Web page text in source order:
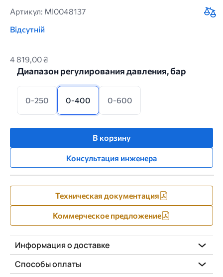
Артикул: MI0048137
Відсутній
4 819,00 ₴
Диапазон регулирования давления, бар
0-250 0-400 0-600
В корзину
Консультация инженера
Техническая документация
Коммерческое предложение
Информация о доставке
Способы оплаты